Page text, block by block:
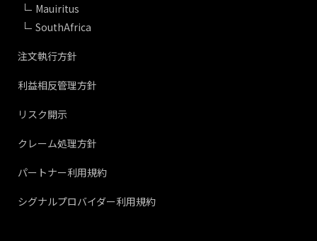
Mauiritus
SouthAfrica
注文執行方針
利益相反管理方針
リスク開示
クレーム処理方針
パートナー利用規約
シグナルプロバイダー利用規約